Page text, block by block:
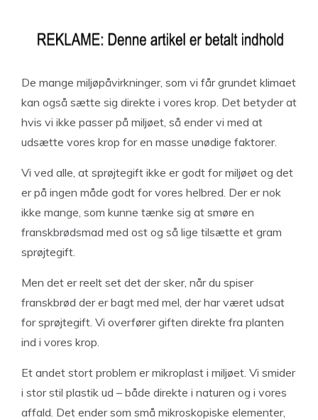
De mange miljøpåvirkninger, som vi får grundet klimaet
kan også sætte sig direkte i vores krop. Det betyder at
hvis vi ikke passer på miljøet, så ender vi med at
udsætte vores krop for en masse unødige faktorer.
Vi ved alle, at sprøjtegift ikke er godt for miljøet og det
er på ingen måde godt for vores helbred. Der er nok
ikke mange, som kunne tænke sig at smøre en
franskbrødsmad med ost og så lige tilsætte et gram
sprøjtegift.
Men det er reelt set det der sker, når du spiser
franskbrød der er bagt med mel, der har været udsat
for sprøjtegift. Vi overfører giften direkte fra planten
ind i vores krop.
Et andet stort problem er mikroplast i miljøet. Vi smider
i stor stil plastik ud – både direkte i naturen og i vores
affald. Det ender som små mikroskopiske elementer,